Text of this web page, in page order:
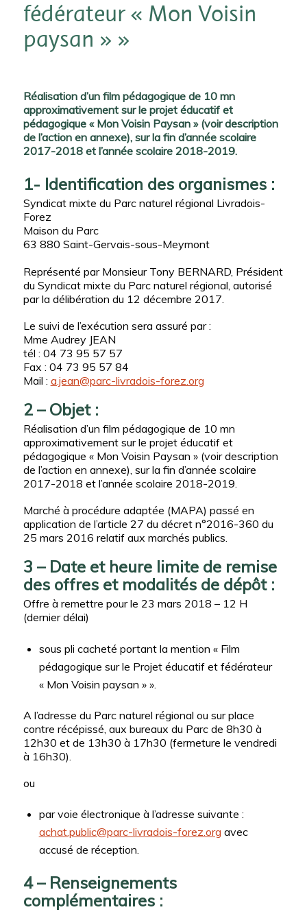
fédérateur « Mon Voisin
paysan » »
Réalisation d’un film pédagogique de 10 mn
approximativement sur le projet éducatif et
pédagogique « Mon Voisin Paysan » (voir description
de l’action en annexe), sur la fin d’année scolaire
2017-2018 et l’année scolaire 2018-2019.
1- Identification des organismes :
Syndicat mixte du Parc naturel régional Livradois-
Forez
Maison du Parc
63 880 Saint-Gervais-sous-Meymont
Représenté par Monsieur Tony BERNARD, Président
du Syndicat mixte du Parc naturel régional, autorisé
par la délibération du 12 décembre 2017.
Le suivi de l’exécution sera assuré par :
Mme Audrey JEAN
tél : 04 73 95 57 57
Fax : 04 73 95 57 84
Mail : a.jean@parc-livradois-forez.org
2 – Objet :
Réalisation d’un film pédagogique de 10 mn
approximativement sur le projet éducatif et
pédagogique « Mon Voisin Paysan » (voir description
de l’action en annexe), sur la fin d’année scolaire
2017-2018 et l’année scolaire 2018-2019.
Marché à procédure adaptée (MAPA) passé en
application de l’article 27 du décret n°2016-360 du
25 mars 2016 relatif aux marchés publics.
3 – Date et heure limite de remise
des offres et modalités de dépôt :
Offre à remettre pour le 23 mars 2018 – 12 H
(dernier délai)
sous pli cacheté portant la mention « Film
pédagogique sur le Projet éducatif et fédérateur
« Mon Voisin paysan » ».
A l’adresse du Parc naturel régional ou sur place
contre récépissé, aux bureaux du Parc de 8h30 à
12h30 et de 13h30 à 17h30 (fermeture le vendredi
à 16h30).
ou
par voie électronique à l’adresse suivante :
achat.public@parc-livradois-forez.org avec
accusé de réception.
4 – Renseignements
complémentaires :